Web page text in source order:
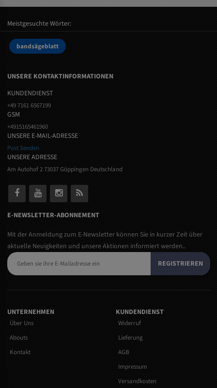
Meistgesuchte Wörter:
bandsägeblatt
UNSERE KONTAKTINFORMATIONEN
KUNDENDIENST
+49 7161 6567199
GSM
+4915165461960
UNSERE E-MAIL-ADRESSE
Post Senden
UNSERE ADRESSE
Am Autohof 2 73037 Göppingen Deutschland
E-NEWSLETTER-ABONNEMENT
Mit der Anmeldung zum E-Newsletter können Sie in kurzer Zeit über
aktuelle Neuigkeiten und unsere Aktionen informiert werden..
REGISTRIEREN
UNTERNEHMEN
Über Uns
Abouts
Kontakt
KUNDENDIENST
Widerruf
Lieferung
AGB
Impressum
Versandkosten